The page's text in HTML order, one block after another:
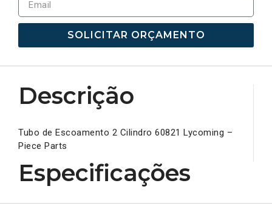
SOLICITAR ORÇAMENTO
Descrição
Tubo de Escoamento 2 Cilindro 60821 Lycoming –
Piece Parts
Especificações